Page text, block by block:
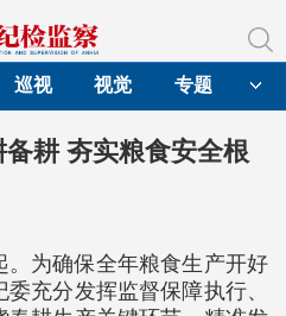
巡视 视觉 专题
耕 夯实粮食安全根
。为确保全年粮食生产开好
充分发挥监督保障执行、